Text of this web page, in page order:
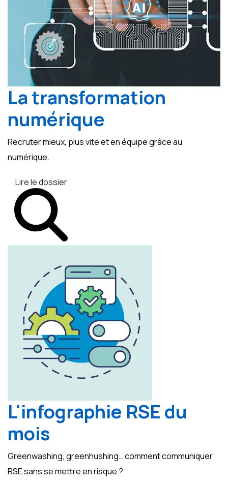
La transformation
numérique
Recruter mieux, plus vite et en équipe grâce au
numérique.
Lire le dossier
L'infographie RSE du
mois
Greenwashing, greenhushing… comment communiquer
RSE sans se mettre en risque ?